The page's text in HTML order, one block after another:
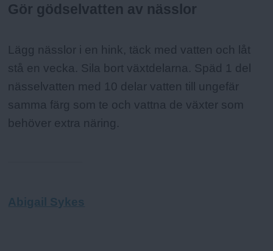
Gör gödselvatten av nässlor
Lägg nässlor i en hink, täck med vatten och låt
stå en vecka. Sila bort växtdelarna. Späd 1 del
nässelvatten med 10 delar vatten till ungefär
samma färg som te och vattna de växter som
behöver extra näring.
Abigail Sykes